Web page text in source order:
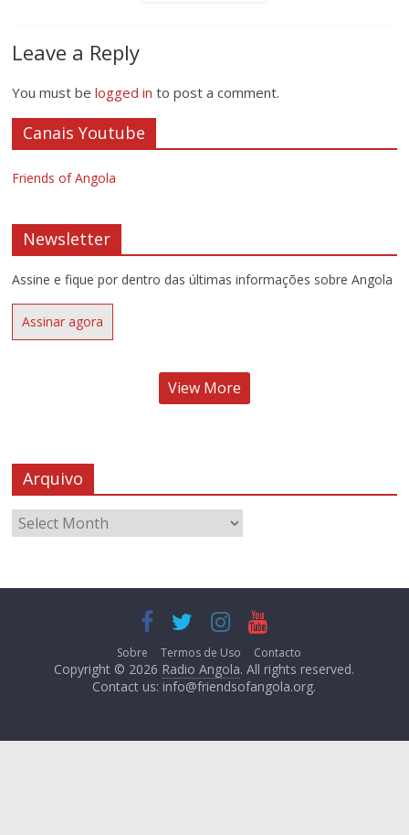
Leave a Reply
You must belogged in to post a comment.
Canais Youtube
Friends of Angola
Newsletter
Assine e fique por dentro das últimas informações sobre Angola
Assinar agora
View More
Arquivo
Sobre Termos de Uso Contacto
Copyright © 2026 Radio Angola. All rights reserved.
Contact us: info@friendsofangola.org.